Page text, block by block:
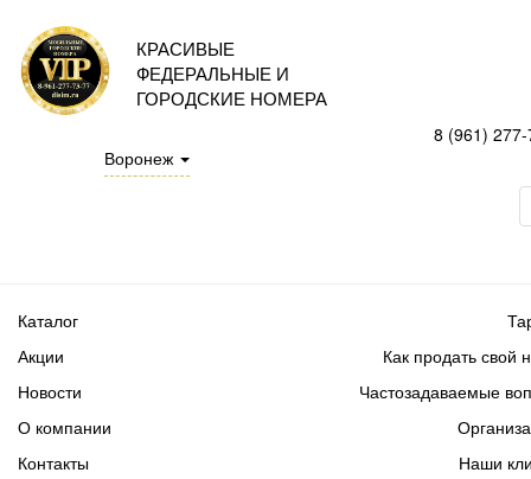
КРАСИВЫЕ
ФЕДЕРАЛЬНЫЕ И
ГОРОДСКИЕ НОМЕРА
Воронеж
8 (961)
Каталог
Акции
Новости
Как продать свой
Частозадаваемые
О компании
Контакты
Наши